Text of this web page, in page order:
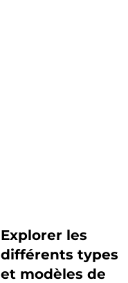
Explorer les
différents types
et modèles de